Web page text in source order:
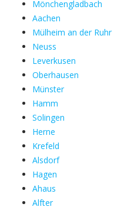
Mönchengladbach
Aachen
Mülheim an der Ruhr
Neuss
Leverkusen
Oberhausen
Münster
Hamm
Solingen
Herne
Krefeld
Alsdorf
Hagen
Ahaus
Alfter